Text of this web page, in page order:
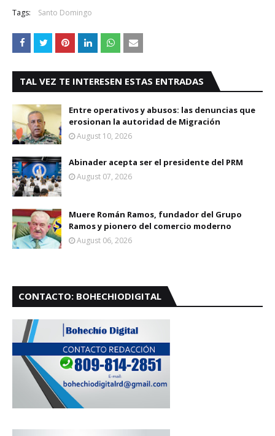
Tags: Santo Domingo
TAL VEZ TE INTERESEN ESTAS ENTRADAS
Entre operativos y abusos: las denuncias que
erosionan la autoridad de Migración
August 10, 2026
Abinader acepta ser el presidente del PRM
August 07, 2026
Muere Román Ramos, fundador del Grupo
Ramos y pionero del comercio moderno
August 06, 2026
CONTACTO: BOHECHIODIGITAL